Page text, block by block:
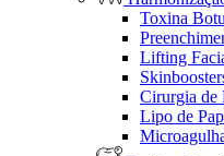
Toxina
Lifting
Cirurgia de
Lipo de